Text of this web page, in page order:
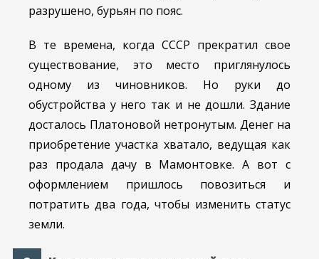
разрушено, бурьян по пояс.
В те времена, когда СССР прекратил свое
существование, это место приглянулось
одному из чиновников. Но руки до
обустройства у него так и не дошли. Здание
досталось Платоновой нетронутым. Денег на
приобретение участка хватало, ведущая как
раз продала дачу в Мамонтовке. А вот с
оформлением пришлось повозиться и
потратить два года, чтобы изменить статус
земли.